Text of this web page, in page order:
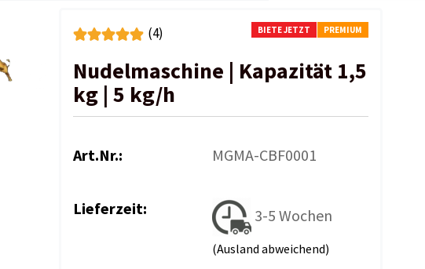
BIETE JETZT PREMIUM
(4)
Nudelmaschine | Kapazität 1,5
kg | 5 kg/h
Art.Nr.: MGMA-CBF0001
Lieferzeit: 3-5 Wochen
(Ausland abweichend)